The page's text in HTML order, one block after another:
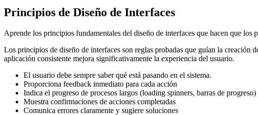
Principios de Diseño de Interfaces
Aprende los principios fundamentales del diseño de interfaces que hacen que los
Los principios de diseño de interfaces son reglas probadas que guían la
aplicación consistente mejora significativamente la experiencia del usuario.
El usuario debe sempre saber qué está pasando en el sistema.
Proporciona feedback inmediato para cada acción
Indica el progreso de procesos largos (loading spinners, barras de progreso)
Muestra confirmaciones de acciones completadas
Comunica errores claramente y sugiere soluciones